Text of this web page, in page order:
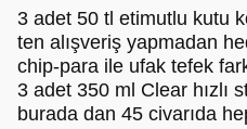
3 adet 50 tl etimutlu kutu
ten alışveriş yapmadan
chip-para ile ufak tefek
3 adet 350 ml Clear hızlı
burada dan 45 civarıda